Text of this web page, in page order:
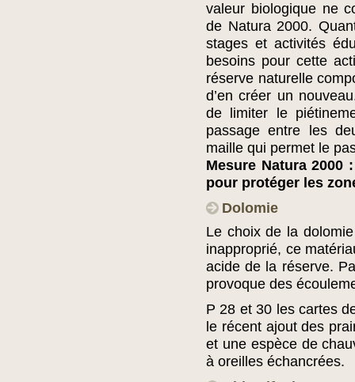
valeur biologique ne
de Natura 2000.
stages et activités
besoins pour cette
réserve naturelle
d’en créer un
de limiter le
passage entre les
maille qui permet le
Mesure Natura 2000
pour protéger les
Dolomie
Le choix de la
inapproprié, ce
acide de la réserve.
provoque des
P 28 et 30 les cartes
le récent ajout des
et une espèce de
à oreilles échancrées.